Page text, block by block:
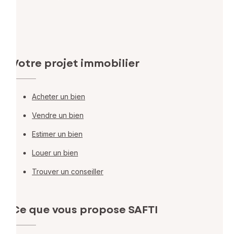
Votre projet immobilier
Acheter un bien
Vendre un bien
Estimer un bien
Louer un bien
Trouver un conseiller
Ce que vous propose SAFTI